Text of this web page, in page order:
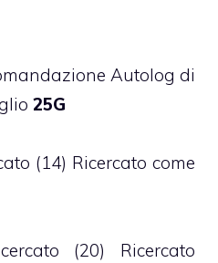
Autolog di
25G
(14) Ricercato come
(20) Ricercato